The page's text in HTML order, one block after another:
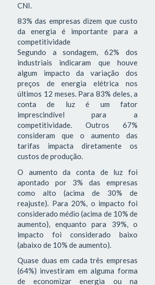
CNI.
83% das empresas dizem que custo
da energia é importante para a
competitividade
Segundo a sondagem, 62% dos
industriais indicaram que houve
algum impacto da variação dos
preços de energia elétrica nos
últimos 12 meses. Para 83% deles, a
conta de luz é um fator
imprescindível para a
competitividade. Outros 67%
consideram que o aumento das
tarifas impacta diretamente os
custos de produção.
O aumento da conta de luz foi
apontado por 3% das empresas
como alto (acima de 30% de
reajuste). Para 20%, o impacto foi
considerado médio (acima de 10% de
aumento), enquanto para 39%, o
impacto foi considerado baixo
(abaixo de 10% de aumento).
Quase duas em cada três empresas
(64%) investiram em alguma forma
de economizar energia ou na